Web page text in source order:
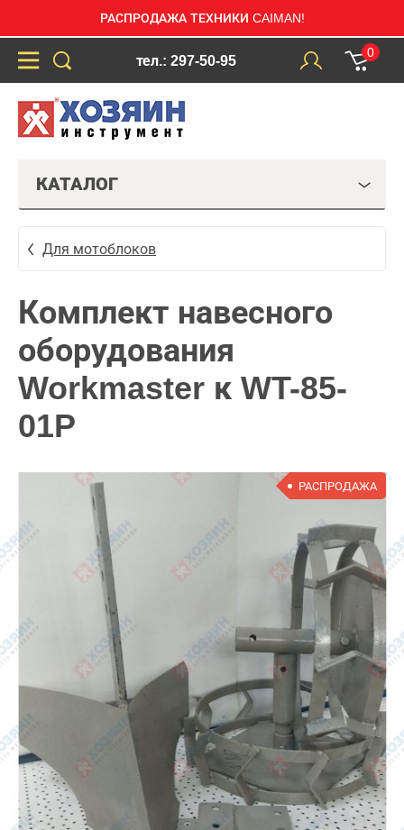
РАСПРОДАЖА ТЕХНИКИ CAIMAN!
тел.: 297-50-95
0
КАТАЛОГ
Для мотоблоков
Комплект навесного
оборудования
Workmaster к WT-85-
01P
РАСПРОДАЖА